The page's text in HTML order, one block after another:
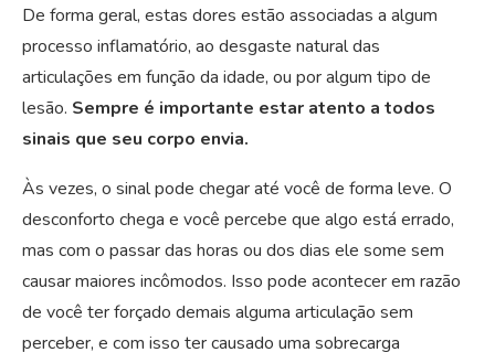
De forma geral, estas dores estão associadas a algum
processo inflamatório, ao desgaste natural das
articulações em função da idade, ou por algum tipo de
lesão. Sempre é importante estar atento a todos
sinais que seu corpo envia.
Às vezes, o sinal pode chegar até você de forma leve. O
desconforto chega e você percebe que algo está errado,
mas com o passar das horas ou dos dias ele some sem
causar maiores incômodos. Isso pode acontecer em razão
de você ter forçado demais alguma articulação sem
perceber, e com isso ter causado uma sobrecarga